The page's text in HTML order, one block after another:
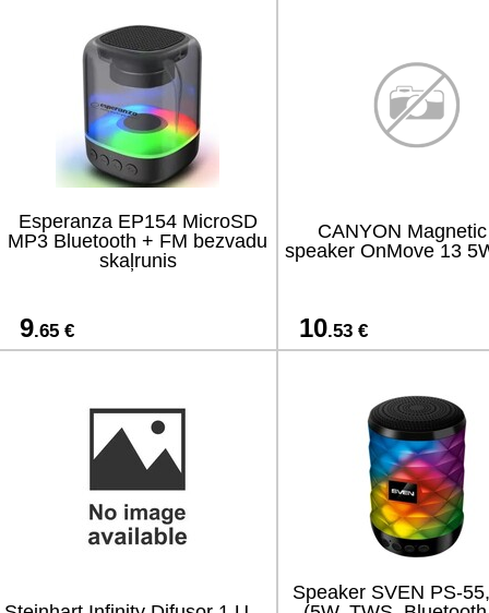
Esperanza EP154 MicroSD
MP3 Bluetooth + FM bezvadu
skaļrunis
9.65 €
CANYON
speaker OnMove 13
10.53 €
Speaker SVEN PS-